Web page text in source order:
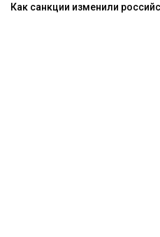
Как санкции изменили